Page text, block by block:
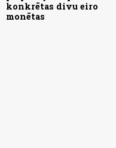
konkrētas divu eiro
monētas